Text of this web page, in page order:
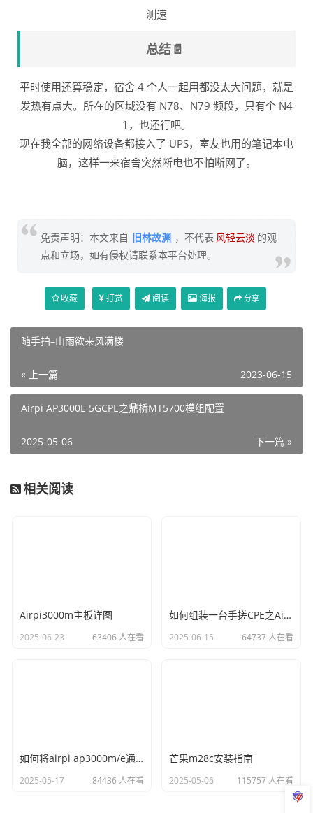
测速
总结📄
平时使用还算稳定，宿舍 4 个人一起用都没太大问题，就是
发热有点大。所在的区域没有 N78、N79 频段，只有个 N4
1，也还行吧。
现在我全部的网络设备都接入了 UPS，室友也用的笔记本电
脑，这样一来宿舍突然断电也不怕断网了。
免责声明：本文来自 旧林故渊 ，不代表 风轻云淡 的观
点和立场，如有侵权请联系本平台处理。
收藏 打赏 阅读 海报 分享
随手拍–山雨欲来风满楼
« 上一篇 2023-06-15
Airpi AP3000E 5GCPE之鼎桥MT5700模组配置
下一篇 »
2025-05-06
相关阅读
Airpi3000m主板详图
2025-06-23 63406 人在看
如何组装一台手搓CPE之Airpi-AP3000M
2025-06-15 64737 人在看
如何将airpi ap3000m/e通过uboot刷入新固件
2025-05-17 84436 人在看
芒果m28c安装指南
2025-05-06 115757 人在看